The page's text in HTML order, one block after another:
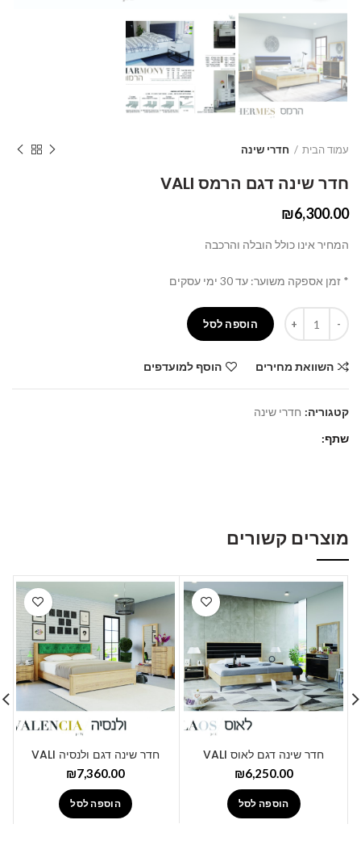
עמוד הבית חדרי שינה
חדר שינה דגם הרמס VALI
₪6,300.00
המחיר אינו כולל הובלה והרכבה
* זמן אספקה משוער: עד 30 ימי עסקים
כמות
הוספה לסל
השוואת מחירים הוסף למועדפים
קטגוריה: חדרי שינה
שתף
מוצרים קשורים
חדר שינה דגם לאוס VALI
₪6,250.00
הוספה לסל
חדר שינה דגם ולנסיה VALI
₪7,360.00
הוספה לסל